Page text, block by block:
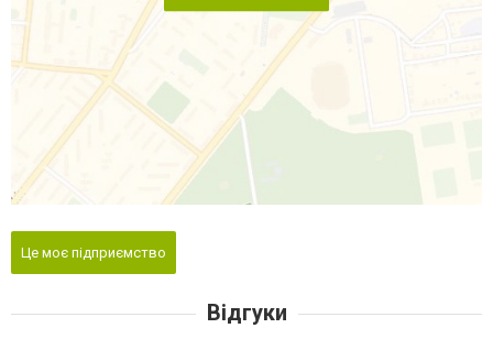
Це моє підприємство
Відгуки